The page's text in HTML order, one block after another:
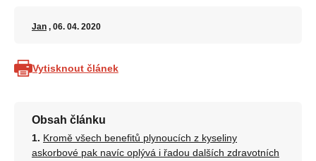
Jan , 06. 04. 2020
Vytisknout článek
Obsah článku
Kromě všech benefitů plynoucích z kyseliny
askorbové pak navíc oplývá i řadou dalších zdravotních